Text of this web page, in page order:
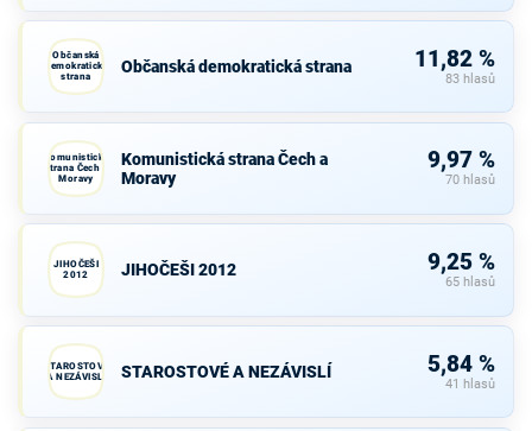
Občanská
demokratická
strana
Občanská demokratická strana 11,82 %
83 hlasů
Komunistická
strana Čech a
Moravy
Komunistická strana Čech a
Moravy
9,97 %
70 hlasů
JIHOČEŠI
2012
JIHOČEŠI 2012 9,25 %
65 hlasů
STAROSTOVÉ
A NEZÁVISLÍ
STAROSTOVÉ A NEZÁVISLÍ 5,84 %
41 hlasů